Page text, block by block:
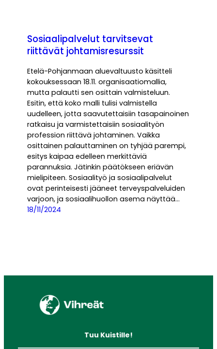
Sosiaalipalvelut tarvitsevat
riittävät johtamisresurssit
Etelä-Pohjanmaan aluevaltuusto käsitteli
kokouksessaan 18.11. organisaatiomallia,
mutta palautti sen osittain valmisteluun.
Esitin, että koko malli tulisi valmistella
uudelleen, jotta saavutettaisiin tasapainoinen
ratkaisu ja varmistettaisiin sosiaalityön
profession riittävä johtaminen. Vaikka
osittainen palauttaminen on tyhjää parempi,
esitys kaipaa edelleen merkittäviä
parannuksia. Jätinkin päätökseen eriävän
mielipiteen. Sosiaalityö ja sosiaalipalvelut
ovat perinteisesti jääneet terveyspalveluiden
varjoon, ja sosiaalihuollon asema näyttää…
18/11/2024
Tuu Kuistille!